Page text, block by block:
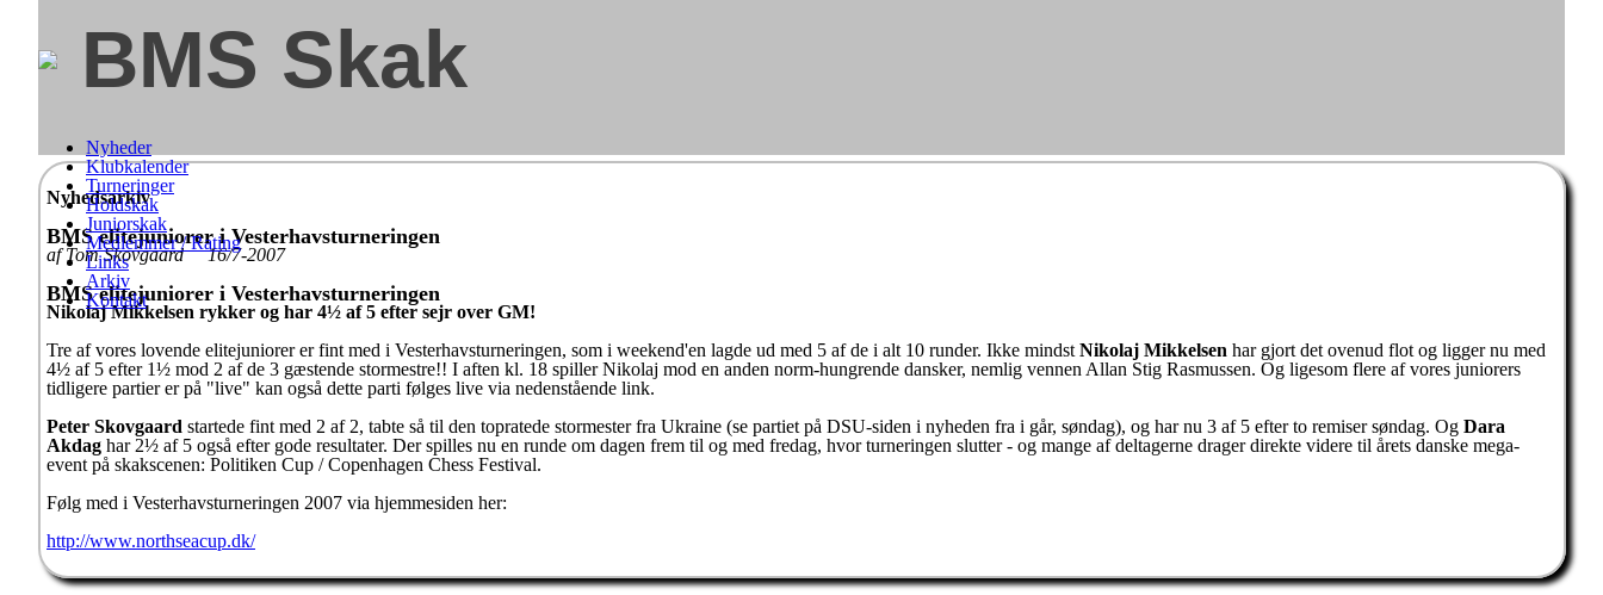
BMS Skak
Nyheder
Klubkalender
Turneringer
Holdskak
Juniorskak
Medlemmer / Rating
Links
Arkiv
Kontakt
Nyhedsarkiv
BMS elitejuniorer i Vesterhavsturneringen
af Tom Skovgaard 16/7-2007
BMS elitejuniorer i Vesterhavsturneringen
Nikolaj Mikkelsen rykker og har 4½ af 5 efter sejr over GM!
Tre af vores lovende elitejuniorer er fint med i Vesterhavsturneringen, som i weekend'en lagde ud med 5 af de i alt 10 runder. Ikke mindst Nikolaj Mikkelsen har gjort det ovenud flot og ligger nu med
4½ af 5 efter 1½ mod 2 af de 3 gæstende stormestre!! I aften kl. 18 spiller Nikolaj mod en anden norm-hungrende dansker, nemlig vennen Allan Stig Rasmussen. Og ligesom flere af vores juniorers
tidligere partier er på "live" kan også dette parti følges live via nedenstående link.
Peter Skovgaard startede fint med 2 af 2, tabte så til den topratede stormester fra Ukraine (se partiet på DSU-siden i nyheden fra i går, søndag), og har nu 3 af 5 efter to remiser søndag. Og Dara
Akdag har 2½ af 5 også efter gode resultater. Der spilles nu en runde om dagen frem til og med fredag, hvor turneringen slutter - og mange af deltagerne drager direkte videre til årets danske mega-
event på skakscenen: Politiken Cup / Copenhagen Chess Festival.
Følg med i Vesterhavsturneringen 2007 via hjemmesiden her:
http://www.northseacup.dk/